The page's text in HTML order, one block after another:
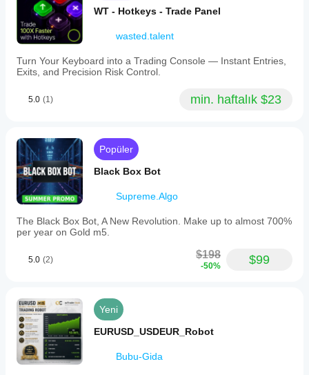
WT - Hotkeys - Trade Panel
wasted.talent
Turn Your Keyboard into a Trading Console — Instant Entries,
Exits, and Precision Risk Control.
5.0 (1) min. haftalık $23
Popüler
Black Box Bot
Supreme.Algo
The Black Box Bot, A New Revolution. Make up to almost 700%
per year on Gold m5.
5.0 (2) $198
-50% $99
Yeni
EURUSD_USDEUR_Robot
Bubu-Gida